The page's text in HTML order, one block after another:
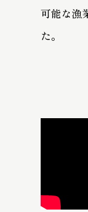
可能な漁
た。